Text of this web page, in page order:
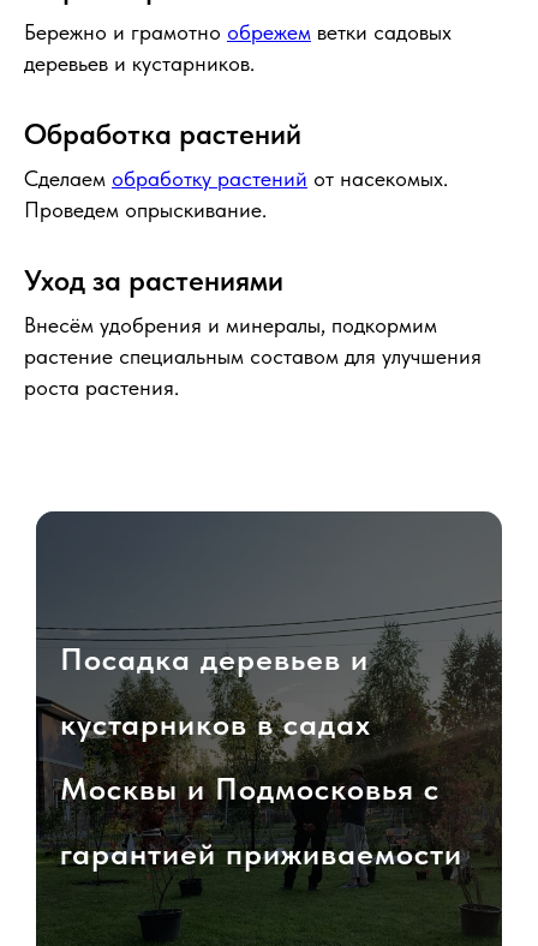
Бережно и грамотно обрежем ветки садовых
деревьев и кустарников.
Обработка растений
Сделаем обработку растений от насекомых.
Проведем опрыскивание.
Уход за растениями
Внесём удобрения и минералы, подкормим
растение специальным составом для улучшения
роста растения.
Посадка деревьев и
кустарников в садах
Москвы и Подмосковья с
гарантией приживаемости